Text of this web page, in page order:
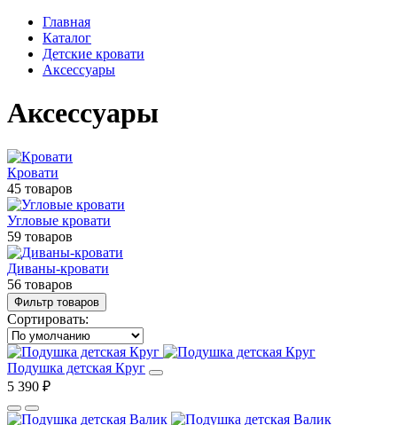
Главная
Каталог
Детские кровати
Аксессуары
Аксессуары
Кровати
45 товаров
Угловые кровати
59 товаров
Диваны-кровати
56 товаров
Фильтр товаров
Сортировать:
Подушка детская Круг
5 390 ₽